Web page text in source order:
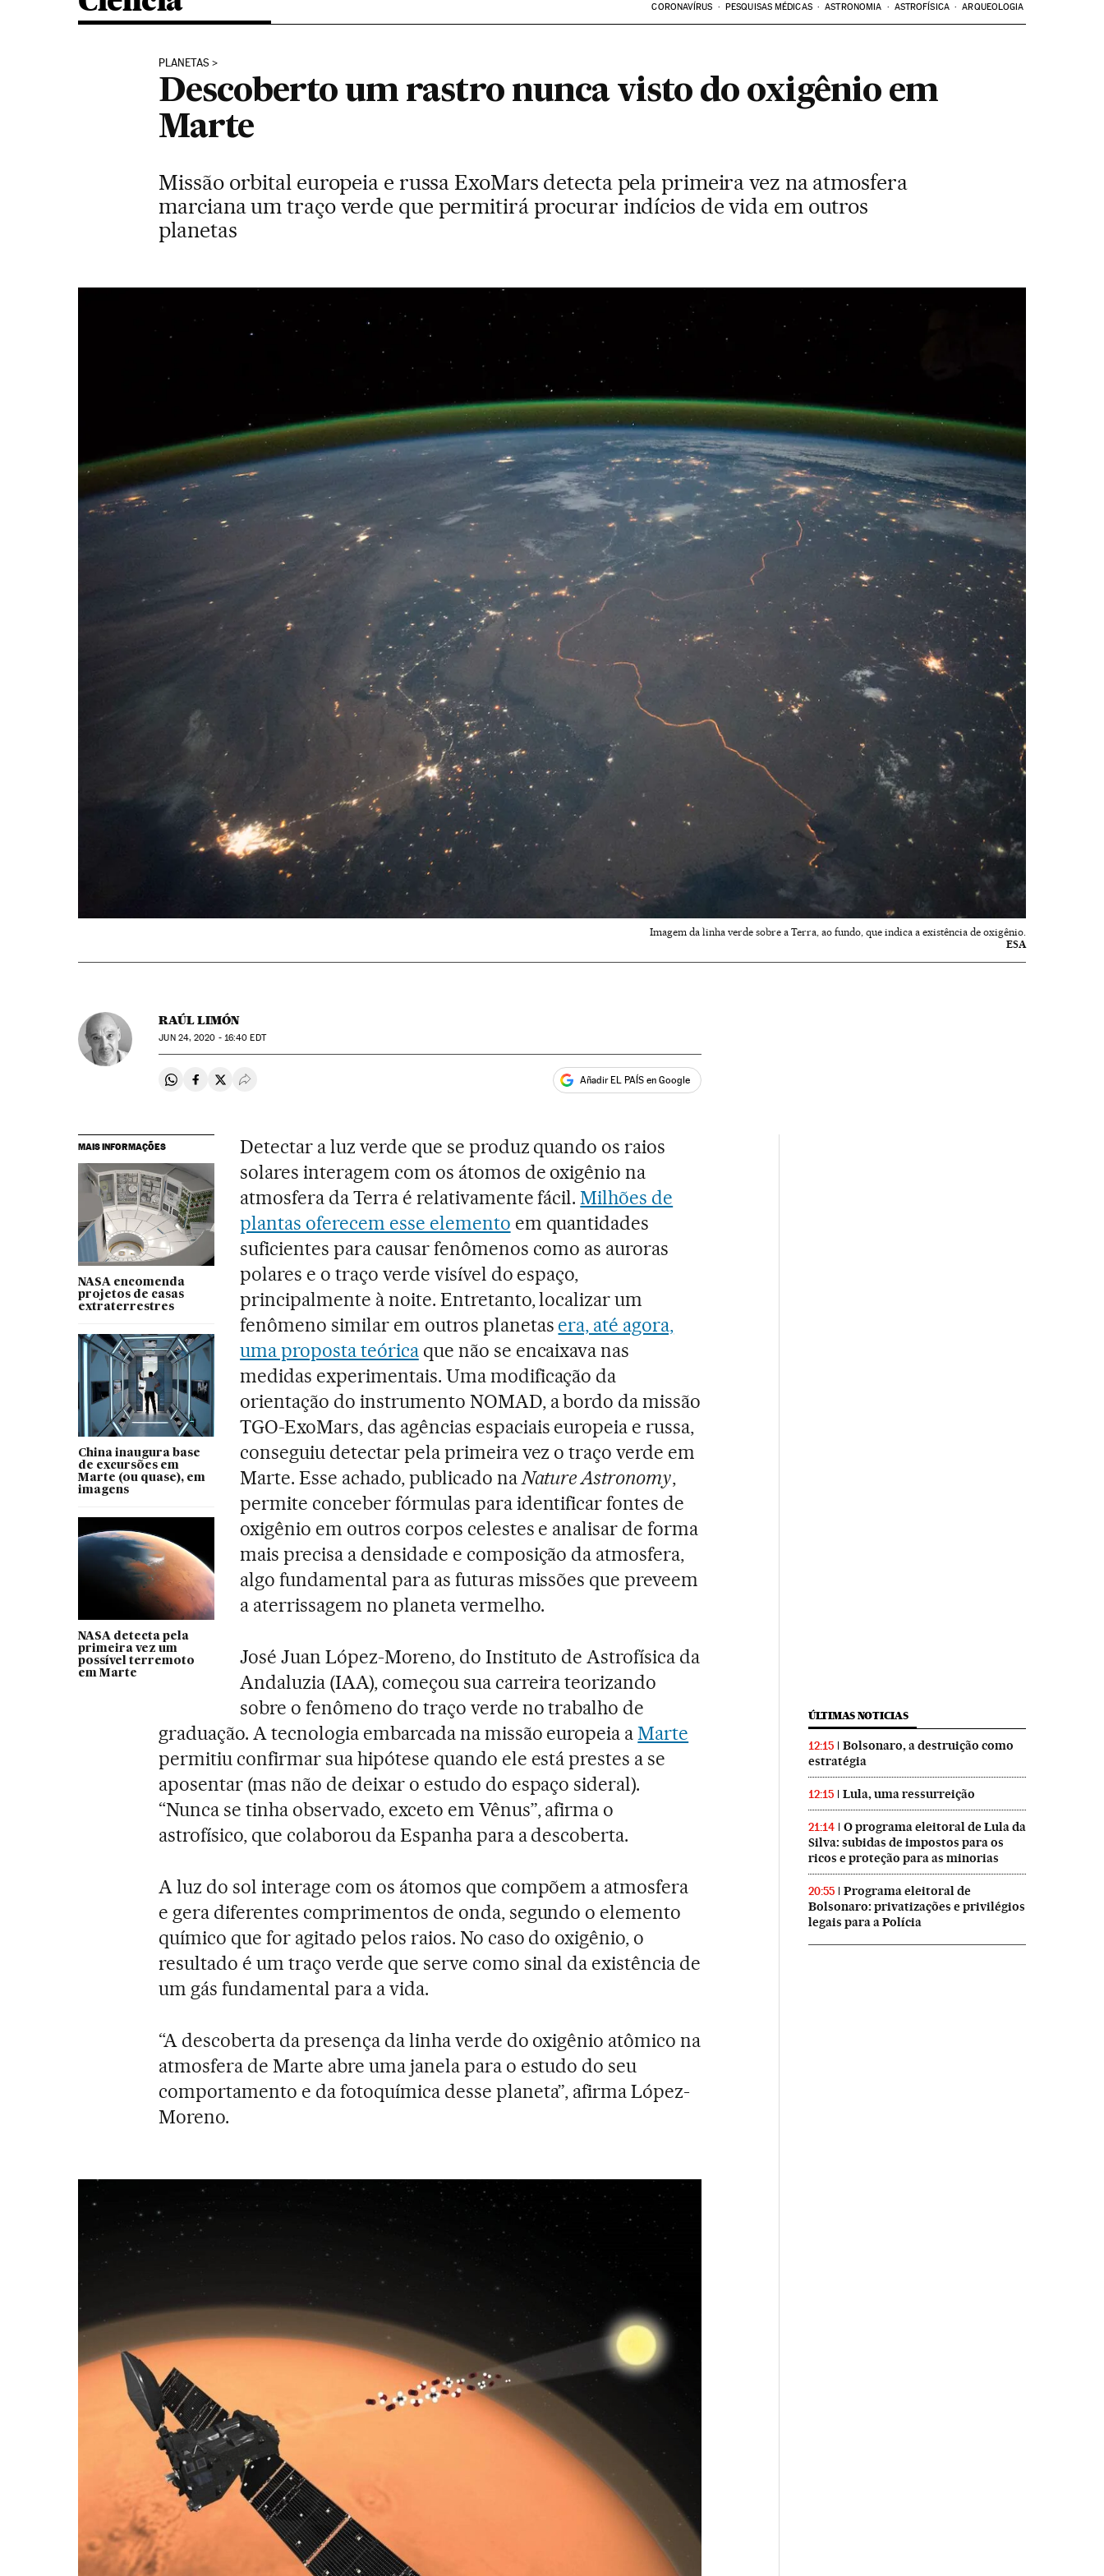
CORONAVÍRUS PESQUISAS MÉDICAS ASTRONOMIA ASTROFÍSICA ARQUEOLOGIA
PLANETAS
Descoberto um rastro nunca visto do oxigênio em
Marte
Missão orbital europeia e russa ExoMars detecta pela primeira vez na atmosfera
marciana um traço verde que permitirá procurar indícios de vida em outros
planetas
Imagem da linha verde sobre a Terra, ao fundo, que indica a existência de oxigênio.
ESA
RAÚL LIMÓN
JUN24, 2020 - 16:40 EDT
Compartir en Whatsapp
Compartir en Facebook
Compartir en Twitter
Desplegar Redes Sociales Añadir EL PAÍS en Google
MAIS INFORMAÇÕES
NASA encomenda
projetos de casas
extraterrestres
China inaugura base
de excursões em
Marte (ou quase), em
imagens
NASA detecta pela
primeira vez um
possível terremoto
em Marte
Detectar a luz verde que se produz quando os raios
solares interagem com os átomos de oxigênio na
atmosfera da Terra é relativamente fácil.Milhões de
plantas oferecem esse elemento em quantidades
suficientes para causar fenômenos como as auroras
polares e o traço verde visível do espaço,
principalmente à noite. Entretanto, localizar um
fenômeno similar em outros planetas era, até agora,
uma proposta teóricaque não se encaixava nas
medidas experimentais. Uma modificação da
orientação do instrumento NOMAD, a bordo da missão
TGO-ExoMars, das agências espaciais europeia e russa,
conseguiu detectar pela primeira vez o traço verde em
Marte. Esse achado, publicado naNature Astronomy,
permite conceber fórmulas para identificar fontes de
oxigênio em outros corpos celestes e analisar de forma
mais precisa a densidade e composição da atmosfera,
algo fundamental para as futuras missões que preveem
a aterrissagem no planeta vermelho.
José Juan López-Moreno, do Instituto de Astrofísica da
Andaluzia (IAA), começou sua carreira teorizando
sobre o fenômeno do traço verde no trabalho de
graduação. A tecnologia embarcada na missão europeia aMarte
permitiu confirmar sua hipótese quando ele está prestes a se
aposentar (mas não de deixar o estudo do espaço sideral).
“Nunca se tinha observado, exceto em Vênus”, afirma o
astrofísico, que colaborou da Espanha para a descoberta.
A luz do sol interage com os átomos que compõem a atmosfera
e gera diferentes comprimentos de onda, segundo o elemento
químico que for agitado pelos raios. No caso do oxigênio, o
resultado é um traço verde que serve como sinal da existência de
um gás fundamental para a vida.
“A descoberta da presença da linha verde do oxigênio atômico na
atmosfera de Marte abre uma janela para o estudo do seu
comportamento e da fotoquímica desse planeta”, afirma López-
Moreno.
ÚLTIMAS NOTICIAS
12:15
Bolsonaro, a destruição como
estratégia
12:15 Lula, uma ressurreição
21:14
O programa eleitoral de Lula da
Silva: subidas de impostos para os
ricos e proteção para as minorias
20:55
Programa eleitoral de
Bolsonaro: privatizações e privilégios
legais para a Polícia